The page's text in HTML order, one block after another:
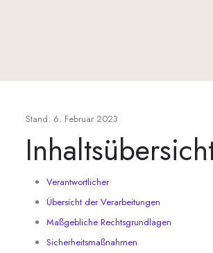
Stand: 6. Februar 2023
Verantwortlicher
Übersicht der Verarbeitungen
Maßgebliche Rechtsgrundlagen
Sicherheitsmaßnahmen